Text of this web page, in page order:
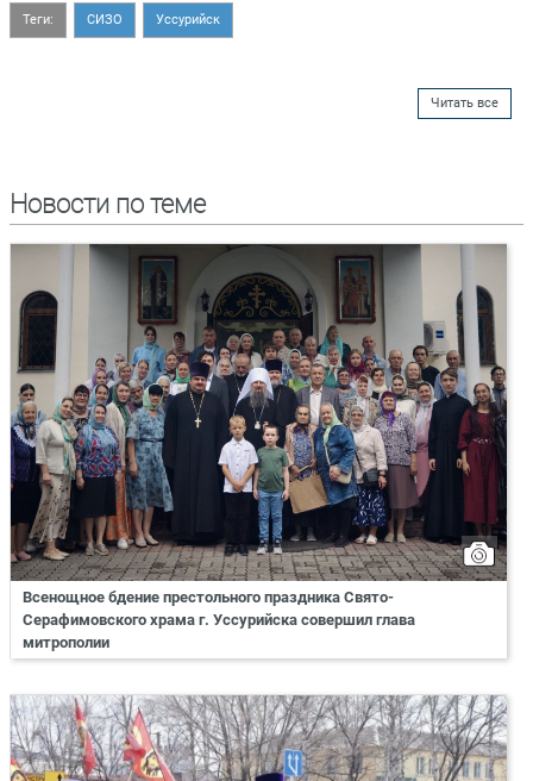
Теги: СИЗО Уссурийск
Читать все
Новости по теме
Всенощное бдение престольного праздника Свято-
Серафимовского храма г. Уссурийска совершил глава
митрополии